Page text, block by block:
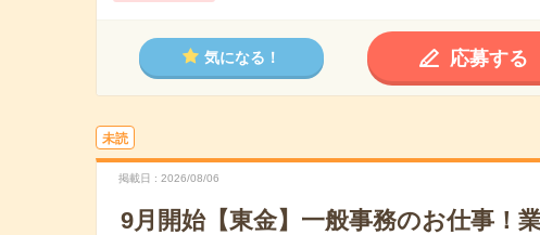
気になる！ 応募する
未読
掲載日 2026/08/06
9月開始【東金】一般事務のお仕事！